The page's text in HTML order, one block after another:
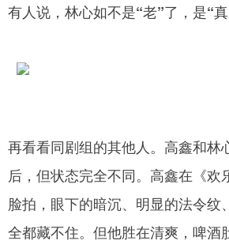
有人说，林心如不是“老”了，是“真
再看看同剧组的其他人。高鑫和林
后，但状态完全不同。高鑫在《欢
脸拍，眼下的暗沉、明显的法令纹
全都藏不住。但他胜在清爽，啤酒